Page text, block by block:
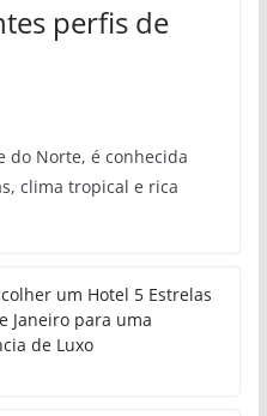
perfis de
do Norte, é conhecida
clima tropical e rica
um Hotel 5 Estrelas
Janeiro para uma
de Luxo